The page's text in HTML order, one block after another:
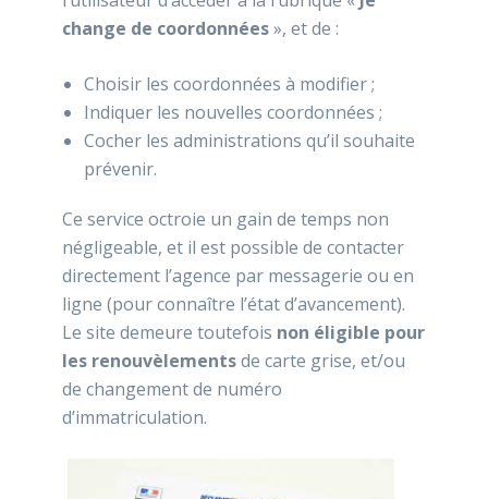
change de coordonnées», et de :
Choisir les coordonnées à modifier ;
Indiquer les nouvelles coordonnées ;
Cocher les administrations qu’il souhaite
prévenir.
Ce service octroie un gain de temps non
négligeable, et il est possible de contacter
directement l’agence par messagerie ou en
ligne (pour connaître l’état d’avancement).
Le site demeure toutefois non éligible pour
les renouvèlementsde carte grise, et/ou
de changement de numéro
d’immatriculation.